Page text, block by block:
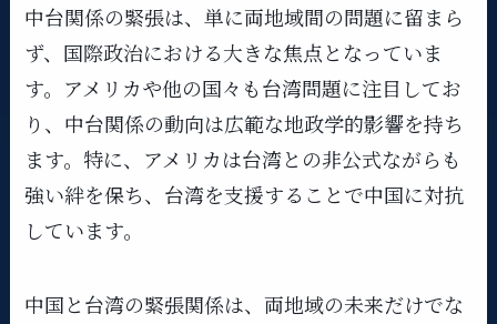
中台関係の緊張は、単に両地域間の問題に留まら
ず、国際政治における大きな焦点となっていま
す。アメリカや他の国々も台湾問題に注目してお
り、中台関係の動向は広範な地政学的影響を持ち
ます。特に、アメリカは台湾との非公式ながらも
強い絆を保ち、台湾を支援することで中国に対抗
しています。
中国と台湾の緊張関係は、両地域の未来だけでな